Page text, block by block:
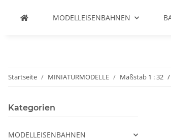
MODELLEISENBAHNEN
Startseite MINIATURMODELLE Maßstab 1 : 32
Kategorien
MODELLEISENBAHNEN